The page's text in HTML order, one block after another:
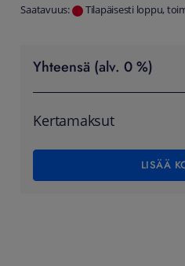
Saatavuus: Tilapäisesti loppu,
Yhteensä (alv. 0 %)
Kertamaksut
LISÄÄ